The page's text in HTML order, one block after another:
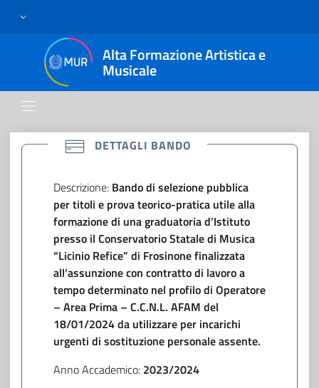
Alta Formazione Artistica e
Musicale
CONFERMATO
DETTAGLI BANDO
Descrizione: Bando di selezione pubblica
per titoli e prova teorico-pratica utile alla
formazione di una graduatoria d’Istituto
presso il Conservatorio Statale di Musica
“Licinio Refice” di Frosinone finalizzata
all’assunzione con contratto di lavoro a
tempo determinato nel profilo di Operatore
– Area Prima – C.C.N.L. AFAM del
18/01/2024 da utilizzare per incarichi
urgenti di sostituzione personale assente.
Anno Accademico: 2023/2024